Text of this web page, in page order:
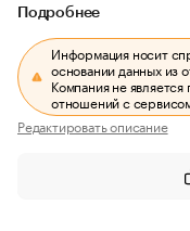
Подробнее
Информация носит
основании данных из
Компания не
отношений с
Редактировать описание